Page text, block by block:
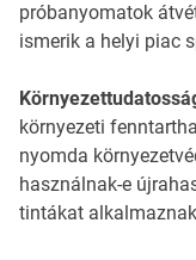
próbanyomatok
ismerik a helyi piac
környezeti
nyomda
használnak-e
tintákat